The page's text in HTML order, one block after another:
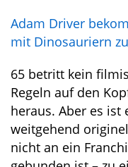
Adam Driver
mit Dinosauriern
65 betritt kein
Regeln auf den
heraus. Aber es ist
weitgehend
nicht an ein